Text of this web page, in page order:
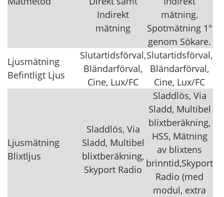
Indirekt
mätning
mätning.
Spotmätning 1°
genom Sökare.
Ljusmätning
Befintligt Ljus
Slutartidsförval,
Bländarförval,
Cine, Lux/FC
Slutartidsförval,
Bländarförval,
Cine, Lux/FC
Ljusmätning
Blixtljus
Sladdlös, Via
Sladd, Multibel
blixtberäkning,
Skyport Radio
Sladdlös, Via
Sladd, Multibel
blixtberäkning,
HSS, Mätning
av blixtens
brinntid,Skyport
Radio (med
modul, extra